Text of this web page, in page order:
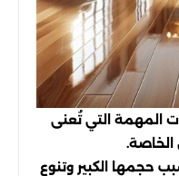
المهمة التي تُعنى
حجمها الكبير وتنوع